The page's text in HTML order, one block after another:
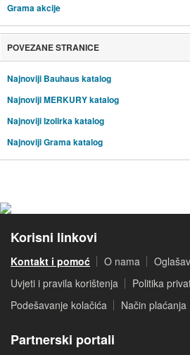
Grama akcije
POVEZANE STRANICE
Najnoviji Bauhaus katalog
Najnoviji MERKURY katalog
Najnoviji Izolirka katalog
Najnoviji Grama katalog
Korisni linkovi
Kontakt i pomoć O nama
Uvjeti i pravila korištenja
Politika
Podešavanje kolačića
Način plaćanja
Partnerski portali